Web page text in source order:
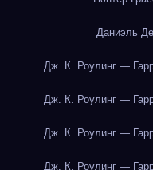
Даниэль
Дж. К. Роулинг —
Дж. К. Роулинг —
Дж. К. Роулинг —
Дж. К. Роулинг —